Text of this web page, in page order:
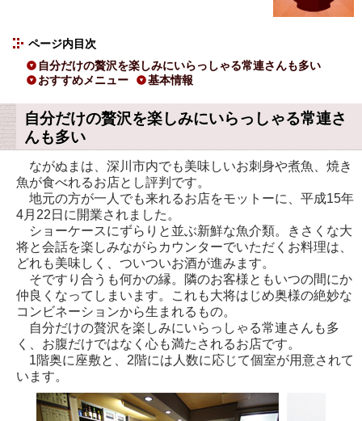
ページ内目次
自分だけの贅沢を楽しみにいらっしゃる常連さんも多い
おすすめメニュー
基本情報
自分だけの贅沢を楽しみにいらっしゃる常連さ
んも多い
ながぬまは、深川市内でも美味しいお刺身や煮魚、焼き
魚が食べれるお店とし評判です。
地元の方が一人でも来れるお店をモットーに、平成15年
4月22日に開業されました。
ショーケースにずらりと並ぶ新鮮な魚介類。きさくな大
将と会話を楽しみながらカウンターでいただくお料理は、
どれも美味しく、ついついお酒が進みます。
そですり合うも何かの縁。隣のお客様ともいつの間にか
仲良くなってしまいます。これも大将はじめ奥様の絶妙な
コンビネーションから生まれるもの。
自分だけの贅沢を楽しみにいらっしゃる常連さんも多
く、お腹だけではなく心も満たされるお店です。
1階奥に座敷と、2階には人数に応じて個室が用意されて
います。